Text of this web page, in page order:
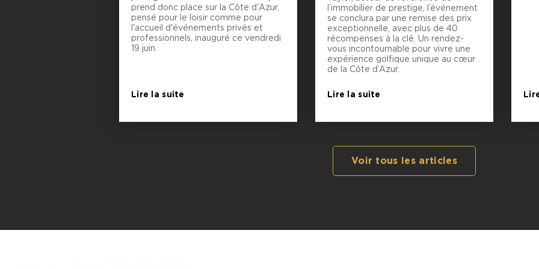
prend donc place sur la Côte d'Azur,
pensé pour le loisir comme pour
l'accueil d'événements privés et
professionnels, inauguré ce vendredi
19 juin.
Lire la suite
l’immobilier de prestige, l’événement
se conclura par une remise des prix
exceptionnelle, avec plus de 40
récompenses à la clé. Un rendez-
vous incontournable pour vivre une
expérience golfique unique au cœur
de la Côte d’Azur.
Lire la suite
Voir tous les articles